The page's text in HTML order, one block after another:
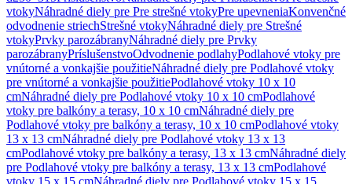
vtokyNáhradné diely pre Pre strešné vtokyPre upevneniaKonvenčné
odvodnenie striechStrešné vtokyNáhradné diely pre Strešné
vtokyPrvky parozábranyNáhradné diely pre Prvky
parozábranyPríslušenstvoOdvodnenie podlahyPodlahové vtoky pre
vnútorné a vonkajšie použitieNáhradné diely pre Podlahové vtoky
pre vnútorné a vonkajšie použitiePodlahové vtoky 10 x 10
cmNáhradné diely pre Podlahové vtoky 10 x 10 cmPodlahové
vtoky pre balkóny a terasy, 10 x 10 cmNáhradné diely pre
Podlahové vtoky pre balkóny a terasy, 10 x 10 cmPodlahové vtoky
13 x 13 cmNáhradné diely pre Podlahové vtoky 13 x 13
cmPodlahové vtoky pre balkóny a terasy, 13 x 13 cmNáhradné diely
pre Podlahové vtoky pre balkóny a terasy, 13 x 13 cmPodlahové
vtoky 15 x 15 cmNáhradné diely pre Podlahové vtoky 15 x 15